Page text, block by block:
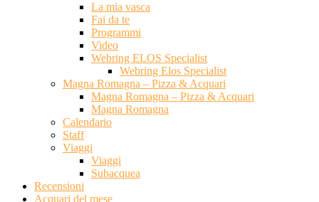
La mia vasca
Fai da te
Programmi
Video
Webring ELOS Specialist
Webring Elos Specialist
Magna Romagna – Pizza & Acquari
Magna Romagna – Pizza & Acquari
Magna Romagna
Calendario
Staff
Viaggi
Viaggi
Subacquea
Recensioni
Acquari del mese